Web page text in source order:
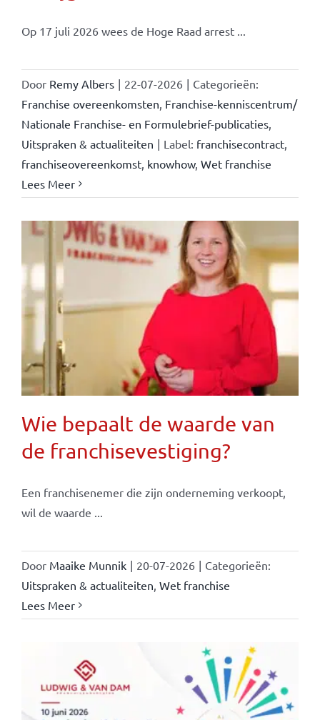
Op 17 juli 2026 wees de Hoge Raad arrest ...
Door Remy Albers | 22-07-2026 | Categorieën:
Franchise overeenkomsten Franchise-kenniscentrum/
Nationale Franchise- en Formulebrief-publicaties,
Uitspraken & actualiteiten | Label: franchisecontract,
franchiseovereenkomst, knowhow, Wet franchise
Lees Meer
Wie bepaalt de waarde van
de franchisevestiging?
Een franchisenemer die zijn onderneming verkoopt,
wil de waarde ...
Door Maaike Munnik | 20-07-2026 | Categorieën:
Uitspraken & actualiteiten Wet franchise
Lees Meer